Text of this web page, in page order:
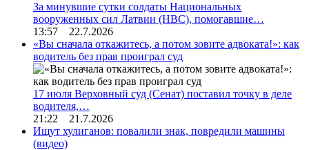
За минувшие сутки солдаты Национальных
вооруженных сил Латвии (НВС), помогавшие…
13:57 22.7.2026
«Вы сначала откажитесь, а потом зовите адвоката!»: как
водитель без прав проиграл суд
17 июля Верховный суд (Сенат) поставил точку в деле
водителя,…
21:22 21.7.2026
Ищут хулиганов: повалили знак, повредили машины
(видео)